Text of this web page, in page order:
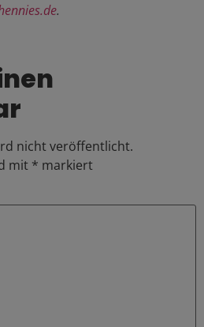
.
nicht veröffentlicht.
mit * markiert